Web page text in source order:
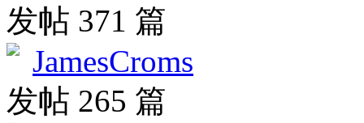
发帖 371 篇
JamesCroms
发帖 265 篇